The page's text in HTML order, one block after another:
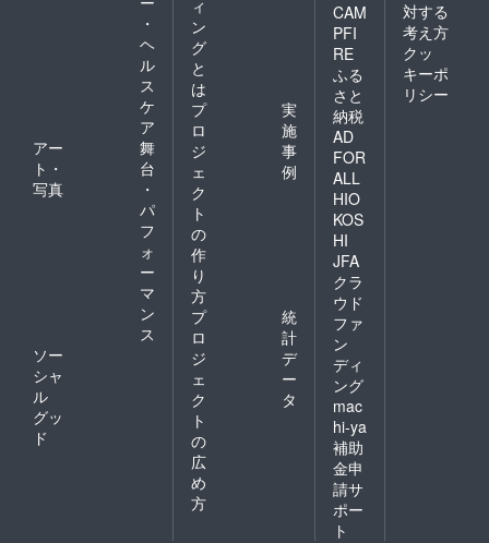
・
ヘ
ル
ス
ケ
ア
アー
ト・
写真
舞
台
・
パ
フ
ォ
ー
マ
ン
ス
ソー
シャ
ル
グッ
ド
ィ
ン
グ
と
は
プ
ロ
ジ
ェ
ク
ト
の
作
り
方
実
施
事
例
プ
ロ
ジ
ェ
ク
ト
の
広
め
方
統
計
デ
ー
タ
CAM
PFI
RE
ふる
さと
納税
AD
FOR
ALL
HIO
KOS
HI
JFA
クラ
ウド
ファ
ン
ディ
ング
mac
hi-ya
補助
金申
請サ
ポー
ト
対する
考え方
クッ
キーポ
リシー